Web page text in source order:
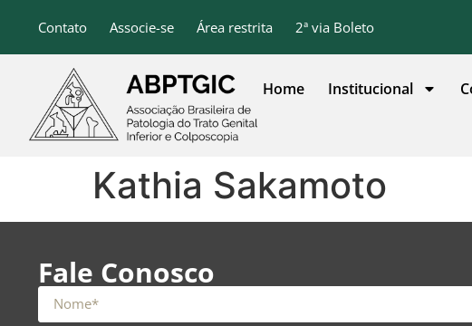
conteúdo
Contato Associe-se Área restrita 2ª via Boleto
Home Institucional
Kathia Sakamoto
Fale Conosco